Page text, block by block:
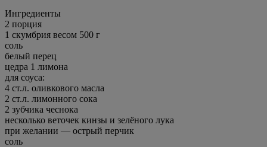
Ингредиенты
2 порция
1 скумбрия весом 500 г
соль
белый перец
цедра 1 лимона
для соуса:
4 ст.л. оливкового масла
2 ст.л. лимонного сока
2 зубчика чеснока
несколько веточек кинзы и зелёного лука
при желании — острый перчик
соль